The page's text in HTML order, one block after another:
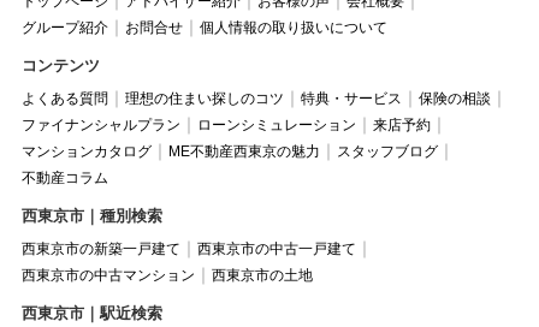
グループ紹介
お問合せ 個人情報の取り扱いについて
コンテンツ
よくある質問 理想の住まい探しのコツ 特典・サービス
保険の相談
ファイナンシャルプラン
ローンシミュレーション
来店予約
マンションカタログ
ME不動産西東京の魅力
スタッフブログ
不動産コラム
西東京市｜種別検索
西東京市の新築一戸建て
西東京市の中古一戸建て
西東京市の中古マンション
西東京市の土地
西東京市｜駅近検索